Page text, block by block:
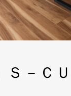
Ｓ－Ｃ